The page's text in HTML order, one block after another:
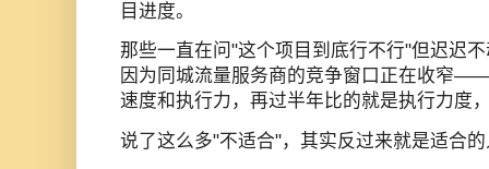
目进度。
那些一直在问"这个项目到底行不行"但迟迟
因为同城流量服务商的竞争窗口正在收窄
速度和执行力，再过半年比的就是执行力度
说了这么多"不适合"，其实反过来就是适合